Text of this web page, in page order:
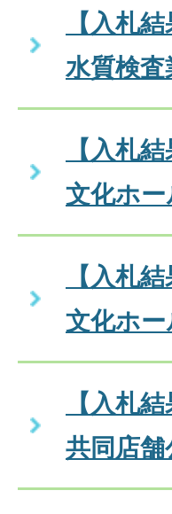
【入札
水質検査
【入札
文化ホ
【入札
文化ホ
【入札
共同店